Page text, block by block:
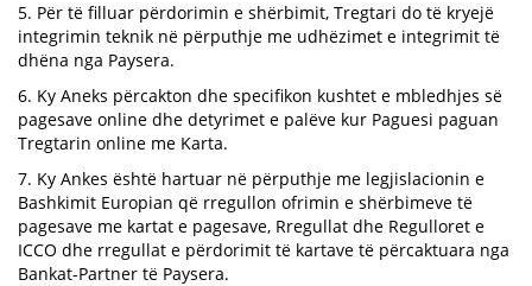
5. Për të filluar përdorimin e shërbimit, Tregtari do të kryejë
integrimin teknik në përputhje me udhëzimet e integrimit të
dhëna nga Paysera.
6. Ky Aneks përcakton dhe specifikon kushtet e mbledhjes së
pagesave online dhe detyrimet e palëve kur Paguesi paguan
Tregtarin online me Karta.
7. Ky Ankes është hartuar në përputhje me legjislacionin e
Bashkimit Europian që rregullon ofrimin e shërbimeve të
pagesave me kartat e pagesave, Rregullat dhe Regulloret e
ICCO dhe rregullat e përdorimit të kartave të përcaktuara nga
Bankat-Partner të Paysera.